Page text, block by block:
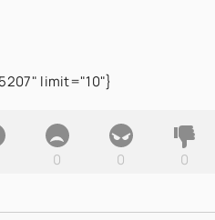
limit="10"}
0 0 0